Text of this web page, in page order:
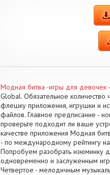
Модная битва -игры для девочек
Global. Обязательное количество
флешку приложения, игрушки и
файлов. Главное предписание -
проверьте подходит ли ваше
качестве приложения Модная
- по международному рейтингу
Попробуем разобрать изюминку
одновременно и заслуженным
Четвертое - мелодичным